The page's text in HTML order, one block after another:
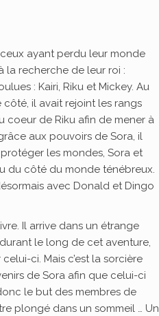
ayant perdu leur monde
la recherche de leur roi :
: Kairi, Riku et Mickey. Au
il avait rejoint les rangs
coeur de Riku afin de mener à
aux pouvoirs de Sora, il
les mondes, Sora et
du côté du monde ténébreux.
avec Donald et Dingo
Il arrive dans un étrange
le long de cet aventure,
ci. Mais c’est la sorcière
de Sora afin que celui-ci
le but des membres de
plongé dans un sommeil … Un